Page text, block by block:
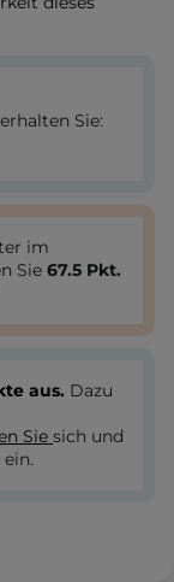
Sie:
im
Sie 67.5 Pkt.
aus. Dazu
Sie sich und